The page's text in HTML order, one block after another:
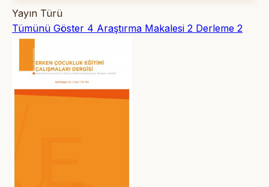
Yayın Türü
Tümünü Göster 4 Araştırma Makalesi 2 Derleme 2